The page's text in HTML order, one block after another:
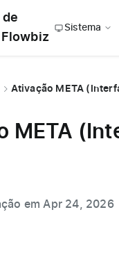
de
Sistema
Ativação META
META
em Apr 24, 2026